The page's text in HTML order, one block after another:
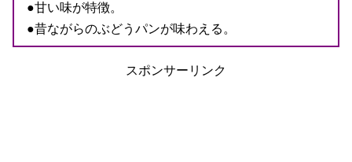
●甘い味が特徴。
●昔ながらのぶどうパンが味わえる。
スポンサーリンク